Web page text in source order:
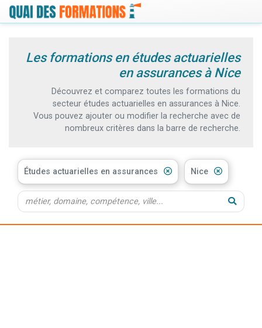
Les formations en études actuarielles
en assurances à Nice
Découvrez et comparez toutes les formations du
secteur études actuarielles en assurances à Nice.
Vous pouvez ajouter ou modifier la recherche avec de
nombreux critères dans la barre de recherche.
Études actuarielles en assurances Nice